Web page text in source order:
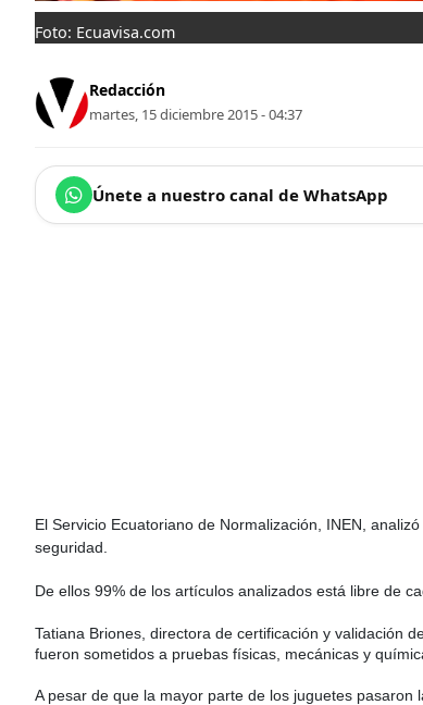
Foto: Ecuavisa.com
Redacción
martes, 15 diciembre 2015 - 04:37
Únete a nuestro canal de WhatsApp
El Servicio Ecuatoriano de Normalización, INEN ,
seguridad.
De ellos 99% de los artículos analizados está libre de
Tatiana Briones, directora de certificación y validación
fueron sometidos a pruebas físicas, mecánicas y
A pesar de que la mayor parte de los juguetes